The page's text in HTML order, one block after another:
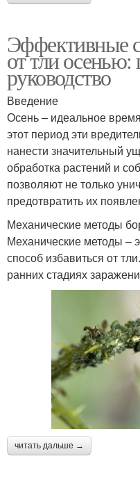
Эффективные
от тли осенью:
руководство
Введение
Осень – идеальное
этот период эти
нанести значительный
обработка растений и
позволяют не только
предотвратить их
Механические методы
Механические методы –
способ избавиться от
ранних стадиях
читать дальше →